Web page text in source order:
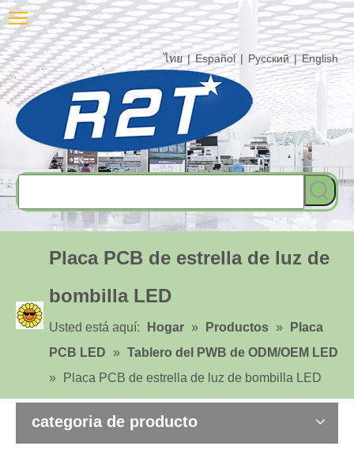
ไทย | Español | Pусский | English
Placa PCB de estrella de luz de
bombilla LED
Usted está aquí: Hogar » Productos »
Placa
PCB LED
» Tablero del PWB de ODM/OEM LED
»
Placa PCB de estrella de luz de bombilla LED
categoria de producto